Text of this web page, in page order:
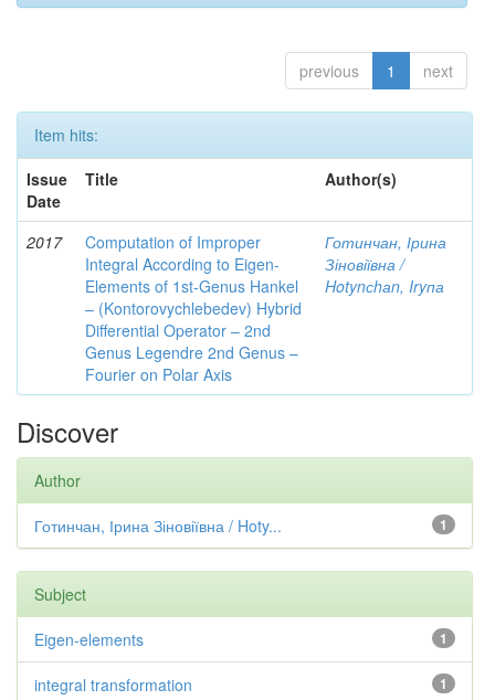
previous 1 next
Item hits:
Issue
Date
Title Author(s)
2017
Computation of Improper
Integral According to Eigen-
Elements of 1st-Genus Hankel
– (Kontorovychlebedev) Hybrid
Differential Operator – 2nd
Genus Legendre 2nd Genus –
Fourier on Polar Axis
Готинчан, Ірина
Зіновіївна /
Hotynсhаn, Iryпа
Discover
Author
1
Готинчан, Ірина Зіновіївна / Hoty...
Subject
1
Eigen-elements
1
integral transformation